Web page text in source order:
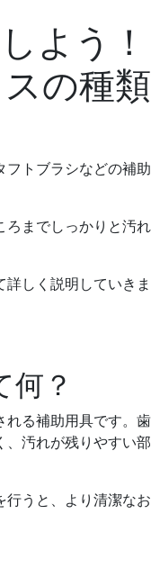
よう！
の種類
フトブラシなどの補助
ろまでしっかりと汚れ
しく説明していきま
何？
れる補助用具です。歯
、汚れが残りやすい部
行うと、より清潔なお